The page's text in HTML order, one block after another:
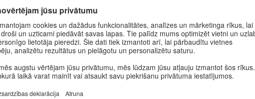
Krieg und Liebe. Essays
Wallstein Verlag, Göttingen 2018
ISBN 978-3-8353-3241-6
294 Lappuses